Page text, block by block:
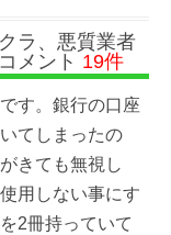
ラ、悪質業者
メント 19件
す。銀行の口座
てしまったの
きても無視し
用しない事にす
2冊持っていて